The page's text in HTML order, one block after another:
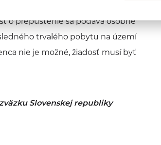
občianstva môžete
o prepustenie sa podáva osobne
trvalého pobytu na území
nie je možné, žiadosť musí byť
Slovenskej republiky